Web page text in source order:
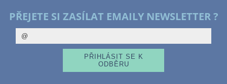
PŘEJETE SI ZASÍLAT EMAILY NEWSLETTER ?